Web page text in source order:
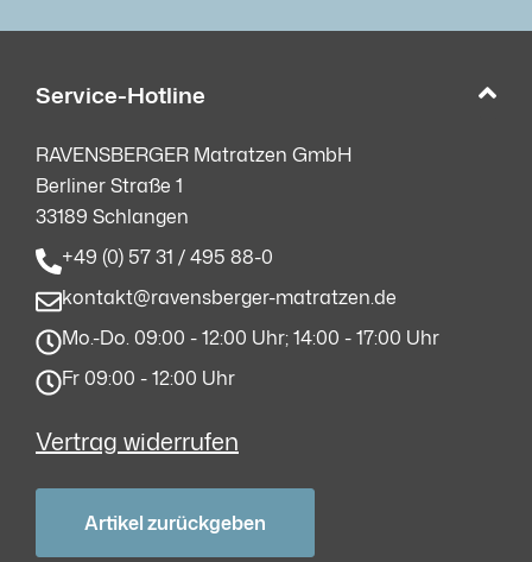
Service-Hotline
RAVENSBERGER Matratzen GmbH
Berliner Straße 1
33189 Schlangen
+49 (0) 57 31 / 495 88-0
kontakt@ravensberger-matratzen.de
Mo.-Do. 09:00 - 12:00 Uhr; 14:00 - 17:00 Uhr
Fr 09:00 - 12:00 Uhr
Vertrag widerrufen
Artikel zurückgeben